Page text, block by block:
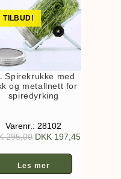
TILBUD!
Spirekrukke med
og metallnett for
spiredyrking
Varenr.: 28102
295,00 DKK197,45
Les mer